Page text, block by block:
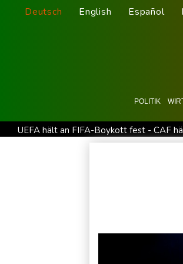
Deutsch English Español
POLITIK
UEFA hält an FIFA-Boykott fest - CAF